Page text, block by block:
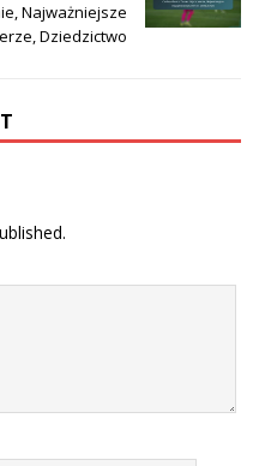
Najważniejsze
Dziedzictwo